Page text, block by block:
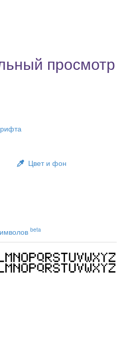
просмотр
Цвет и фон
beta